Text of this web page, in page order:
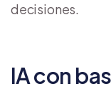
decisiones.
IA con